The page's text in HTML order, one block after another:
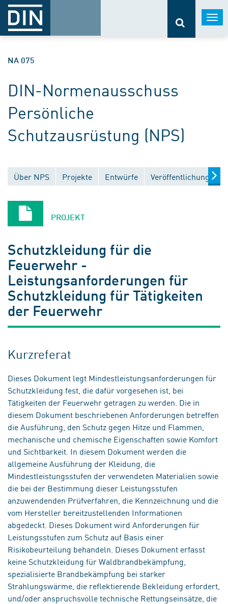
NA 075
DIN-Normenausschuss
Persönliche
Schutzausrüstung (NPS)
Über NPS Projekte Entwürfe Veröffentlichungen
PROJEKT
Schutzkleidung für die
Feuerwehr -
Leistungsanforderungen für
Schutzkleidung für Tätigkeiten
der Feuerwehr
Kurzreferat
Dieses Dokument legt Mindestleistungsanforderungen für
Schutzkleidung fest, die dafür vorgesehen ist, bei
Tätigkeiten der Feuerwehr getragen zu werden. Die in
diesem Dokument beschriebenen Anforderungen betreffen
die Ausführung, den Schutz gegen Hitze und Flammen,
mechanische und chemische Eigenschaften sowie Komfort
und Sichtbarkeit. In diesem Dokument werden die
allgemeine Ausführung der Kleidung, die
Mindestleistungsstufen der verwendeten Materialien sowie
die bei der Bestimmung dieser Leistungsstufen
anzuwendenden Prüfverfahren, die Kennzeichnung und die
vom Hersteller bereitzustellenden Informationen
abgedeckt. Dieses Dokument wird Anforderungen für
Leistungsstufen zum Schutz auf Basis einer
Risikobeurteilung behandeln. Dieses Dokument erfasst
keine Schutzkleidung für Waldbrandbekämpfung,
spezialisierte Brandbekämpfung bei starker
Strahlungswärme, die reflektierende Bekleidung erfordert,
und/oder anspruchsvolle technische Rettungseinsätze, die